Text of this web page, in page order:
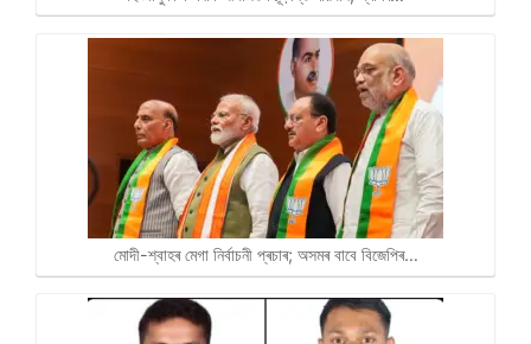
মোদী-শ্বাহৰ মেগা নিৰ্বাচনী প্ৰচাৰ; অসমৰ বাবে বিজেপিৰ…